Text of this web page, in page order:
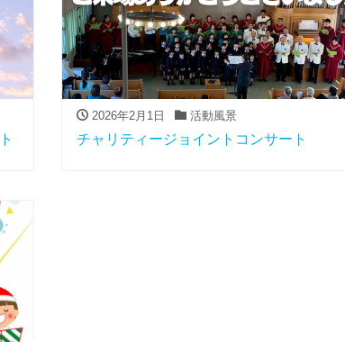
2026年2月1日 活動風景
チャリティージョイントコンサート